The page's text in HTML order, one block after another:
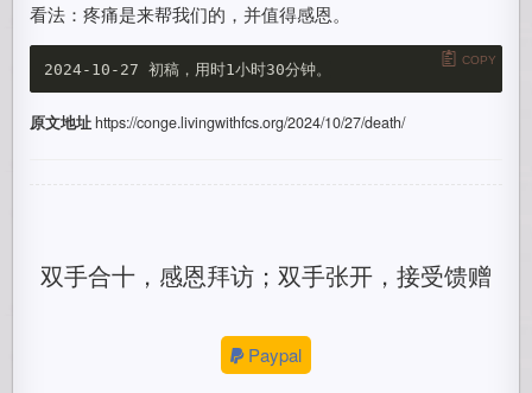
看法：疼痛是来帮我们的，并值得感恩。
COPY
原文地址https://conge.livingwithfcs.org/2024/10/27/death/
双手合十，感恩拜访；双手张开，接受馈赠
Paypal